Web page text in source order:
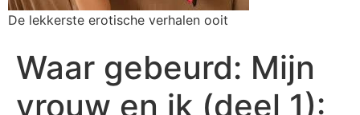
De lekkerste erotische verhalen ooit
Waar gebeurd: Mijn
vrouw en ik (deel 1):